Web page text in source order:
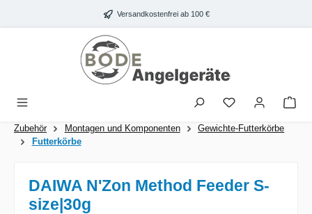
Zum Hauptinhalt springen Versandkostenfrei ab 100 €
Zubehör Montagen und Komponenten
Gewichte-Futterkörbe
Futterkörbe
DAIWA N'Zon Method Feeder S-
size|30g